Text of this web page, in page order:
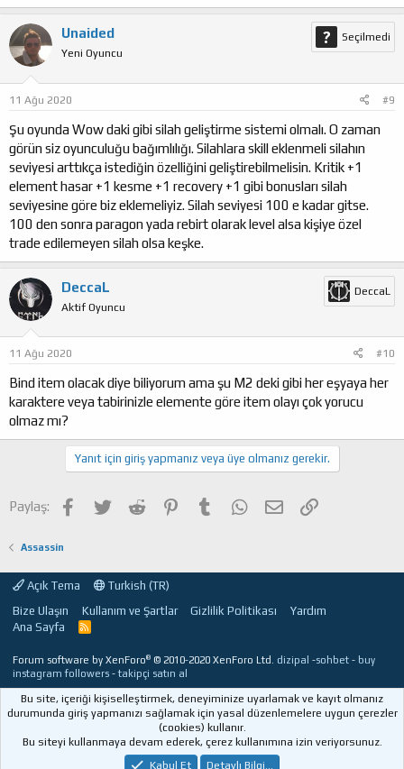
Unaided
Yeni Oyuncu
Seçilmedi
11 Ağu 2020 #9
Şu oyunda Wow daki gibi silah geliştirme sistemi olmalı. O zaman
görün siz oyunculuğu bağımlılığı. Silahlara skill eklenmeli silahın
seviyesi arttıkça istediğin özelliğini geliştirebilmelisin. Kritik +1
element hasar +1 kesme +1 recovery +1 gibi bonusları silah
seviyesine göre biz eklemeliyiz. Silah seviyesi 100 e kadar gitse.
100 den sonra paragon yada rebirt olarak level alsa kişiye özel
trade edilemeyen silah olsa keşke.
DeccaL
Aktif Oyuncu
DeccaL
11 Ağu 2020 #10
Bind item olacak diye biliyorum ama şu M2 deki gibi her eşyaya her
karaktere veya tabirinizle elemente göre item olayı çok yorucu
olmaz mı?
Yanıt için giriş yapmanız veya üye olmanız gerekir.
Paylaş: Facebook
TwitterReddit PinterestTumblrWhatsApp
E-postaLink
Assassin
Açık Tema
Turkish (TR)
Bize Ulaşın
Kullanım ve Şartlar Gizlilik Politikası
Yardım
Ana Sayfa
R
Forum software by XenForo® © 2010-2020 XenForo Ltd. dizipal -sohbet - buy
instagram followers -takipçi satın al
Bu site, içeriği kişiselleştirmek, deneyiminize uyarlamak ve kayıt olmanız
durumunda giriş yapmanızı sağlamak için yasal düzenlemelere uygun çerezler
(cookies) kullanır.
Bu siteyi kullanmaya devam ederek, çerez kullanımına izin veriyorsunuz.
Kabul Et
Detaylı Bilgi...